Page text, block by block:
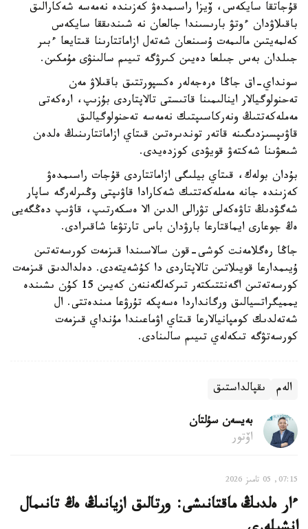
قۇجاتقا سايكەس، ۆيزا راسىمدەۋ كەزىندە نەمەسە شەكارالىق
باقىلاۋدان ءوتۋ بارىسىندا جالعان نە شىندىققا سايكەس
كەلمەيتىن مالىمەت ۇسىنعان شەتەل ازاماتتارىنا قىتايعا ءبىر
جىلدان بەس جىلعا دەيىن كىرۋگە تىيىم سالىنۋى مۇمكىن.
سونداي-اق جاڭا ەرەجەلەر ەكسپورتتىق باقىلاۋ مەن
تەحنولوگيالار اينالىمىنا قاتىستى تالاپتاردى بۇزىپ، ارەكەتى
مەملەكەتتىڭ ونەركاسىپتىك نەمەسە تەحنولوگيالىق
قاۋىپسىزدىگىنە قاتەر توندىرەتىن قىتاي ازاماتتارىنىڭ ەلدەن
شىعۋىنا شەكتەۋ قويۋدى كوزدەيدى.
بۇدان بولەك، قىتاي بيلىگى ازاماتتاردى قۇجات راسىمدەۋ
كەزىندە جانە مەملەكەتتىك شەكارادا قاۋىپتى وڭىرلەرگە ساپار
شەگۋدىڭ تاۋەكەلى تۋرالى الدىن الا ەسكەرتىپ، قاۋىپ دەڭگەيى
ەڭ جوعارى ايماقتارعا بارۋدان باس تارتۋعا شاقىرادى.
جاڭا رەگلامەنت كوشى-قون سالاسىندا قىزمەت كورسەتەتىن
ۇيىمدارعا قويىلاتىن تالاپتاردى دا كۇشەيتەدى. دەلدالدىق قىزمەت
كورسەتەتىن اگەنتتىكتەر تىركەلگەننەن كەيىن 15 كۇن ىشىندە
يمميگراتسيالىق ورگانداردا ەسەپكە تۇرۋعا مىندەتتى. ال
شەتەلدىك كومپانيالارعا قىتاي اۋماعىندا مۇنداي قىزمەت
كورسەتۋگە تىكەلەي تىيىم سالىنادى.
الەم ىقپالداستىق
بەيسەن سۇلتان
اۆتور
07:15, 05 تامىز 2026
ءار ەلدىڭ ماقتانىشى: ورتالىق ازيانىڭ ەڭ تانىمال